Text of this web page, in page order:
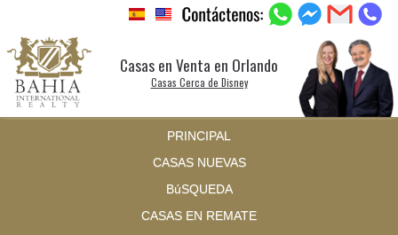
Casas en Venta en Orlando
Casas Cerca de Disney
PRINCIPAL
CASAS NUEVAS
BúSQUEDA
CASAS EN REMATE